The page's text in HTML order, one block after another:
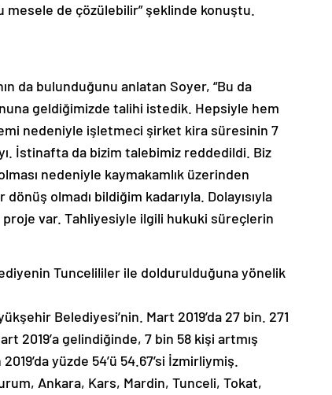
de çözülebilir” şeklinde konuştu.
da bulunduğunu anlatan Soyer, “Bu da
geldiğimizde talihi istedik. Hepsiyle hem
nedeniyle işletmeci şirket kira süresinin 7
İstinafta da bizim talebimiz reddedildi. Biz
nedeniyle kaymakamlık üzerinden
olmadı bildiğim kadarıyla. Dolayısıyla
proje var. Tahliyesiyle ilgili hukuki süreçlerin
Tuncelililer ile doldurulduğuna yönelik
Belediyesi’nin. Mart 2019’da 27 bin. 271
2019’a gelindiğinde, 7 bin 58 kişi artmış
yüzde 54’ü 54.67’si İzmirliymiş.
Ankara, Kars, Mardin, Tunceli, Tokat,